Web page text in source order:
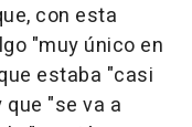
con esta
"muy único en
estaba "casi
"se va a